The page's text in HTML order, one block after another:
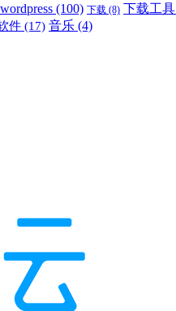
wordpress (100) 下载 (8) 下载工具
件 (17) 音乐 (4)